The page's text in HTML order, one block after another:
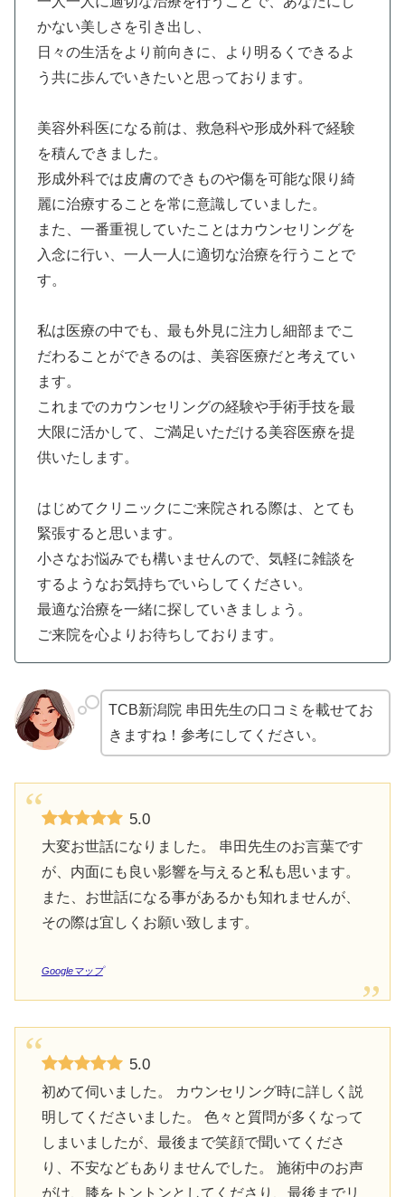
かない美しさを引き出し、
日々の生活をより前向きに、より明るくできるよ
う共に歩んでいきたいと思っております。
美容外科医になる前は、救急科や形成外科で経験
を積んできました。
形成外科では皮膚のできものや傷を可能な限り綺
麗に治療することを常に意識していました。
また、一番重視していたことはカウンセリングを
入念に行い、一人一人に適切な治療を行うことで
す。
私は医療の中でも、最も外見に注力し細部までこ
だわることができるのは、美容医療だと考えてい
ます。
これまでのカウンセリングの経験や手術手技を最
大限に活かして、ご満足いただける美容医療を提
供いたします。
はじめてクリニックにご来院される際は、とても
緊張すると思います。
小さなお悩みでも構いませんので、気軽に雑談を
するようなお気持ちでいらしてください。
最適な治療を一緒に探していきましょう。
ご来院を心よりお待ちしております。
TCB新潟院 串田先生の口コミを載せてお
きますね！参考にしてください。
5.0
大変お世話になりました。 串田先生のお言葉です
が、内面にも良い影響を与えると私も思います。
また、お世話になる事があるかも知れませんが、
その際は宜しくお願い致します。
Googleマップ
5.0
初めて伺いました。 カウンセリング時に詳しく説
明してくださいました。 色々と質問が多くなって
しまいましたが、最後まで笑顔で聞いてくださ
り、不安などもありませんでした。 施術中のお声
がけ、膝をトントンとしてくださり、最後までリ